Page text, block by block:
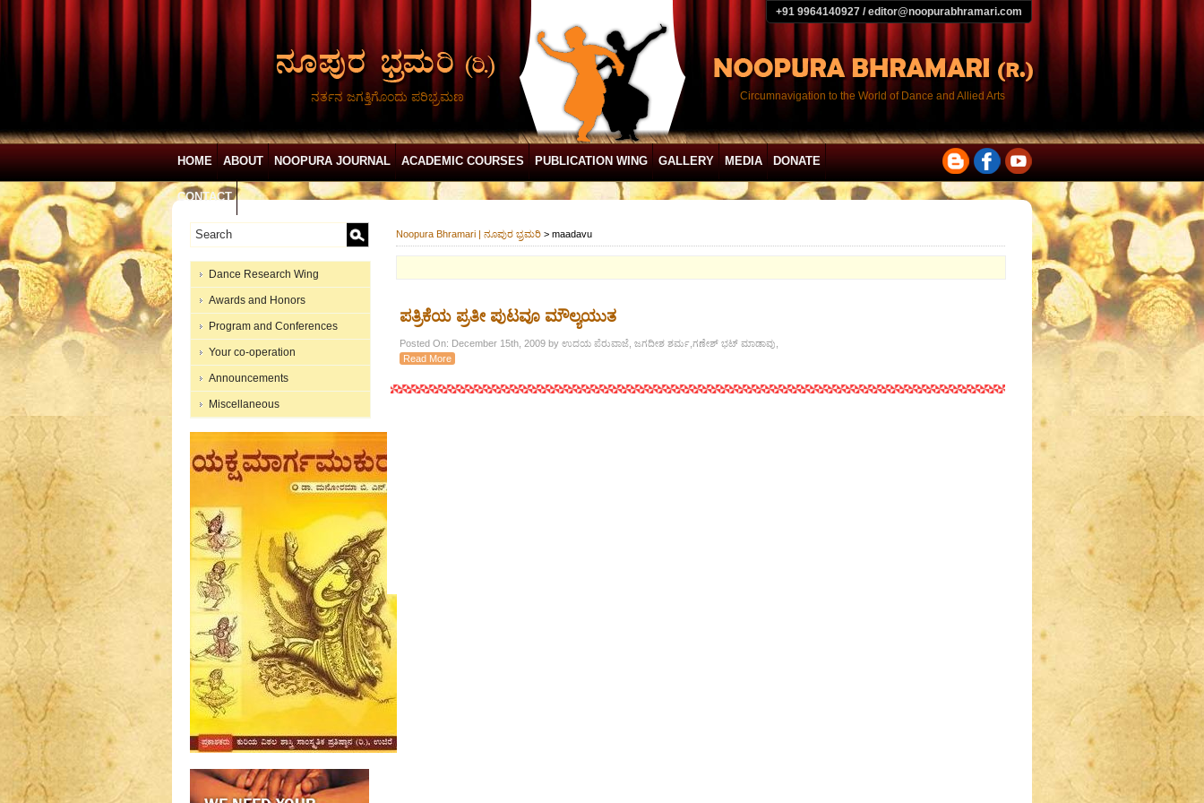
+91 9964140927 / editor@noopurabhramari.com
ನರ್ತನ ಜಗತ್ತಿಗೊಂದು ಪರಿಭ್ರಮಣ Circumnavigation to the World of Dance and Allied Arts
HOME ABOUT NOOPURA JOURNAL ACADEMIC COURSES PUBLICATION WING GALLERY MEDIA DONATE
CONTACT
Dance Research Wing
Awards and Honors
Program and Conferences
Your co-operation
Announcements
Miscellaneous
Noopura Bhramari | ನೂಪುರ ಭ್ರಮರಿ > maadavu
ಪತ್ರಿಕೆಯ ಪ್ರತೀ ಪುಟವೂ ಮೌಲ್ಯಯುತ
Posted On: December 15th, 2009 by ಉದಯ ಪೆರುವಾಜೆ, ಜಗದೀಶ ಶರ್ಮ,ಗಣೇಶ್ ಭಟ್ ಮಾಡಾವು,
Read More